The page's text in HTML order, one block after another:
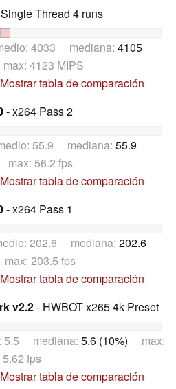
Thread 4 runs
4033 mediana: 4105
4123 MIPS
Mostrar tabla de comparación
- x264 Pass 2
55.9 mediana: 55.9
max: 56.2 fps
Mostrar tabla de comparación
- x264 Pass 1
202.6 mediana: 202.6
203.5 fps
Mostrar tabla de comparación
v2.2- HWBOT x265 4k Preset
5.5 mediana: 5.6 (10%) max:
5.62 fps
Mostrar tabla de comparación